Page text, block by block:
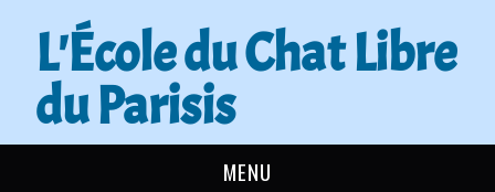
L'École du Chat Libre
du Parisis
MENU